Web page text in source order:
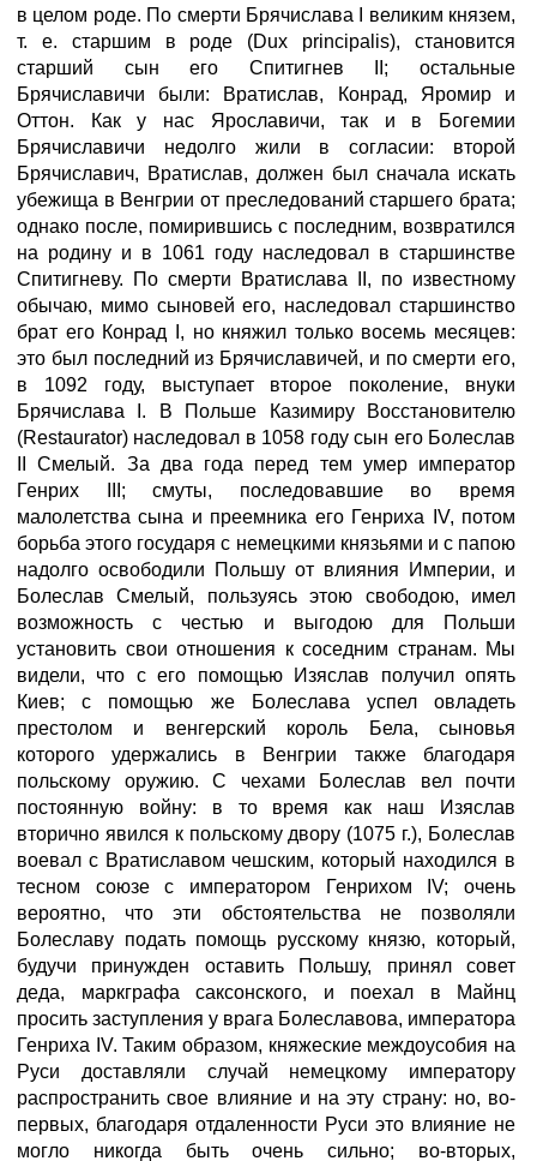
в целом роде. По смерти Брячислава I великим князем,
т. е. старшим в роде (Dux principalis), становится
старший сын его Спитигнев II; остальные
Брячиславичи были: Вратислав, Конрад, Яромир и
Оттон. Как у нас Ярославичи, так и в Богемии
Брячиславичи недолго жили в согласии: второй
Брячиславич, Вратислав, должен был сначала искать
убежища в Венгрии от преследований старшего брата;
однако после, помирившись с последним, возвратился
на родину и в 1061 году наследовал в старшинстве
Спитигневу. По смерти Вратислава II, по известному
обычаю, мимо сыновей его, наследовал старшинство
брат его Конрад I, но княжил только восемь месяцев:
это был последний из Брячиславичей, и по смерти его,
в 1092 году, выступает второе поколение, внуки
Брячислава I. В Польше Казимиру Восстановителю
(Restaurator) наследовал в 1058 году сын его Болеслав
II Смелый. За два года перед тем умер император
Генрих III; смуты, последовавшие во время
малолетства сына и преемника его Генриха IV, потом
борьба этого государя с немецкими князьями и с папою
надолго освободили Польшу от влияния Империи, и
Болеслав Смелый, пользуясь этою свободою, имел
возможность с честью и выгодою для Польши
установить свои отношения к соседним странам. Мы
видели, что с его помощью Изяслав получил опять
Киев; с помощью же Болеслава успел овладеть
престолом и венгерский король Бела, сыновья
которого удержались в Венгрии также благодаря
польскому оружию. С чехами Болеслав вел почти
постоянную войну: в то время как наш Изяслав
вторично явился к польскому двору (1075 г.), Болеслав
воевал с Вратиславом чешским, который находился в
тесном союзе с императором Генрихом IV; очень
вероятно, что эти обстоятельства не позволяли
Болеславу подать помощь русскому князю, который,
будучи принужден оставить Польшу, принял совет
деда, маркграфа саксонского, и поехал в Майнц
просить заступления у врага Болеславова, императора
Генриха IV. Таким образом, княжеские междоусобия на
Руси доставляли случай немецкому императору
распространить свое влияние и на эту страну: но, во-
первых, благодаря отдаленности Руси это влияние не
могло никогда быть очень сильно; во-вторых,